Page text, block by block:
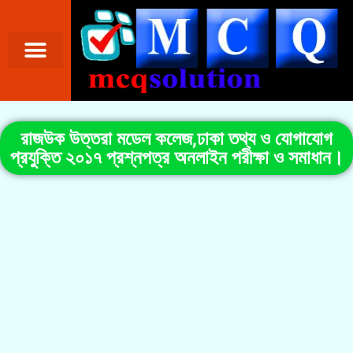
রাজউক উত্তরা মডেল কলেজ,ঢাকা তথ্য ও যোগাযোগ
প্রযুক্তি ২০১৭ প্রশ্নপত্র অনলাইন পরীক্ষা ও সমাধান।